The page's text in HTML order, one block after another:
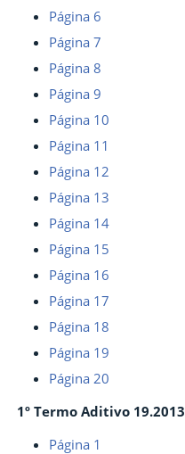
Página 6
Página 7
Página 8
Página 9
Página 10
Página 11
Página 12
Página 13
Página 14
Página 15
Página 16
Página 17
Página 18
Página 19
Página 20
1º Termo Aditivo 19.2013
Página 1